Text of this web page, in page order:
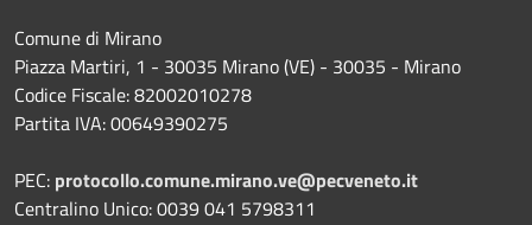
Comune di Mirano
Piazza Martiri, 1 - 30035 Mirano (VE) - 30035 - Mirano
Codice Fiscale: 82002010278
Partita IVA: 00649390275
PEC: protocollo.comune.mirano.ve@pecveneto.it
Centralino Unico: 0039 041 5798311